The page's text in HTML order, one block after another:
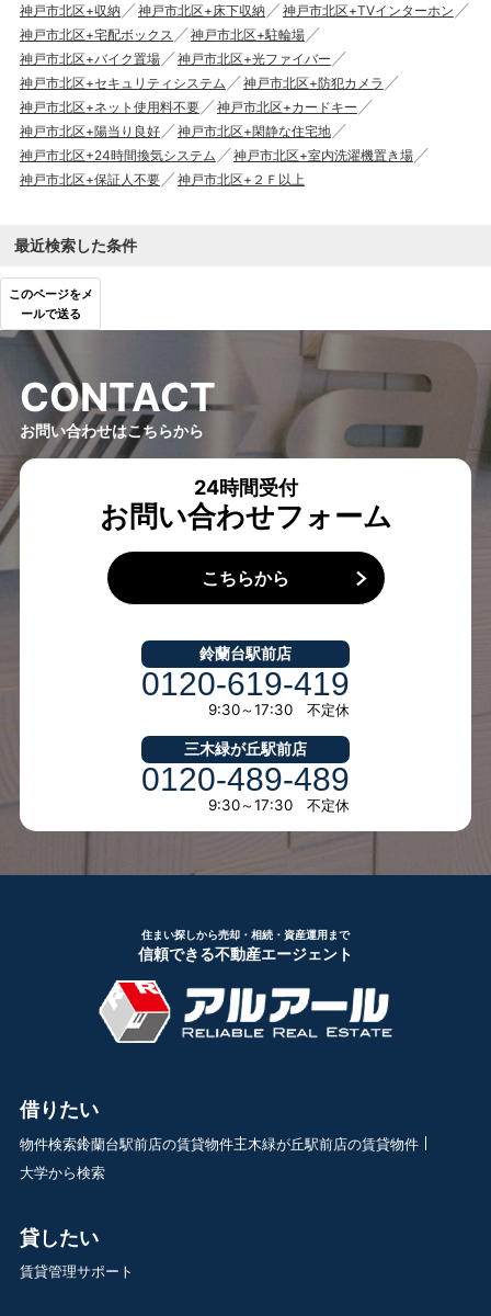
神戸市北区+収納
神戸市北区+床下収納
神戸市北区+TVインターホン
神戸市北区+宅配ボックス
神戸市北区+駐輪場
神戸市北区+バイク置場
神戸市北区+光ファイバー
神戸市北区+セキュリティシステム
神戸市北区+防犯カメラ
神戸市北区+ネット使用料不要
神戸市北区+カードキー
神戸市北区+陽当り良好
神戸市北区+閑静な住宅地
神戸市北区+24時間換気システム
神戸市北区+室内洗濯機置き場
神戸市北区+保証人不要
神戸市北区+２Ｆ以上
最近検索した条件
このページをメ
ールで送る
CONTACT
お問い合わせはこちらから
24時間受付
お問い合わせフォーム
こちらから
鈴蘭台駅前店
0120-619-419
9:30～17:30 不定休
三木緑が丘駅前店
0120-489-489
9:30～17:30 不定休
住まい探しから売却・相続・資産運用まで
信頼できる不動産エージェント
借りたい
物件検索鈴蘭台駅前店の賃貸物件三木緑が丘駅前店の賃貸物件
大学から検索
貸したい
賃貸管理サポート